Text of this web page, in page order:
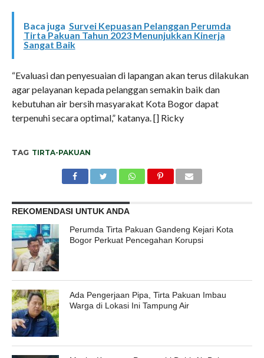
Baca juga Survei Kepuasan Pelanggan Perumda
Tirta Pakuan Tahun 2023 Menunjukkan Kinerja
Sangat Baik
“Evaluasi dan penyesuaian di lapangan akan terus dilakukan
agar pelayanan kepada pelanggan semakin baik dan
kebutuhan air bersih masyarakat Kota Bogor dapat
terpenuhi secara optimal,” katanya. [] Ricky
TAG TIRTA-PAKUAN
REKOMENDASI UNTUK ANDA
Perumda Tirta Pakuan Gandeng Kejari Kota
Bogor Perkuat Pencegahan Korupsi
Ada Pengerjaan Pipa, Tirta Pakuan Imbau
Warga di Lokasi Ini Tampung Air